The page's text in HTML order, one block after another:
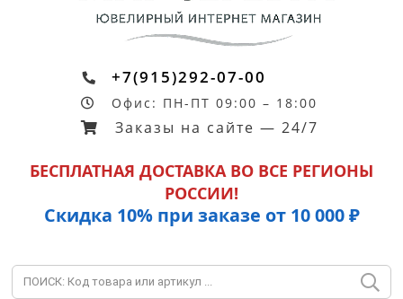
+7(915)292-07-00
Офис: ПН-ПТ 09:00 – 18:00
Заказы на сайте — 24/7
БЕСПЛАТНАЯ ДОСТАВКА ВО ВСЕ РЕГИОНЫ
РОССИИ!
Скидка 10% при заказе от 10 000 ₽